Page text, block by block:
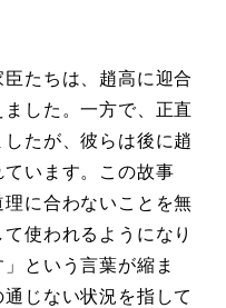
たちは、趙高に迎合
した。一方で、正直
たが、彼らは後に趙
います。この故事
に合わないことを無
使われるようになり
という言葉が縮ま
じない状況を指して